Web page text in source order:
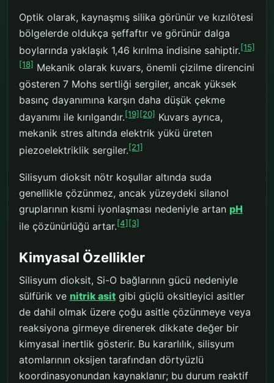
Optik olarak, kaynaşmış silika görünür ve kızılötesi
bölgelerde oldukça şeffaftır ve görünür dalga
boylarında yaklaşık 1,46 kırılma indisine sahiptir.[15]
[18] Mekanik olarak kuvars, önemli çizilme direncini
gösteren 7 Mohs sertliği sergiler, ancak yüksek
basınç dayanımına karşın daha düşük çekme
dayanımı ile kırılgandır.[19][20] Kuvars ayrıca,
mekanik stres altında elektrik yükü üreten
piezoelektriklik sergiler.[21]
Silisyum dioksit nötr koşullar altında suda
genellikle çözünmez, ancak yüzeydeki silanol
gruplarının kısmi iyonlaşması nedeniyle artan pH
ile çözünürlüğü artar.[4] [3]
Kimyasal Özellikler
Silisyum dioksit, Si-O bağlarının gücü nedeniyle
sülfürik ve nitrik asit gibi güçlü oksitleyici asitler
de dahil olmak üzere çoğu asitle çözünmeye veya
reaksiyona girmeye direnerek dikkate değer bir
kimyasal inertlik gösterir. Bu kararlılık, silisyum
atomlarının oksijen tarafından dörtyüzlü
koordinasyonundan kaynaklanır; bu durum reaktif